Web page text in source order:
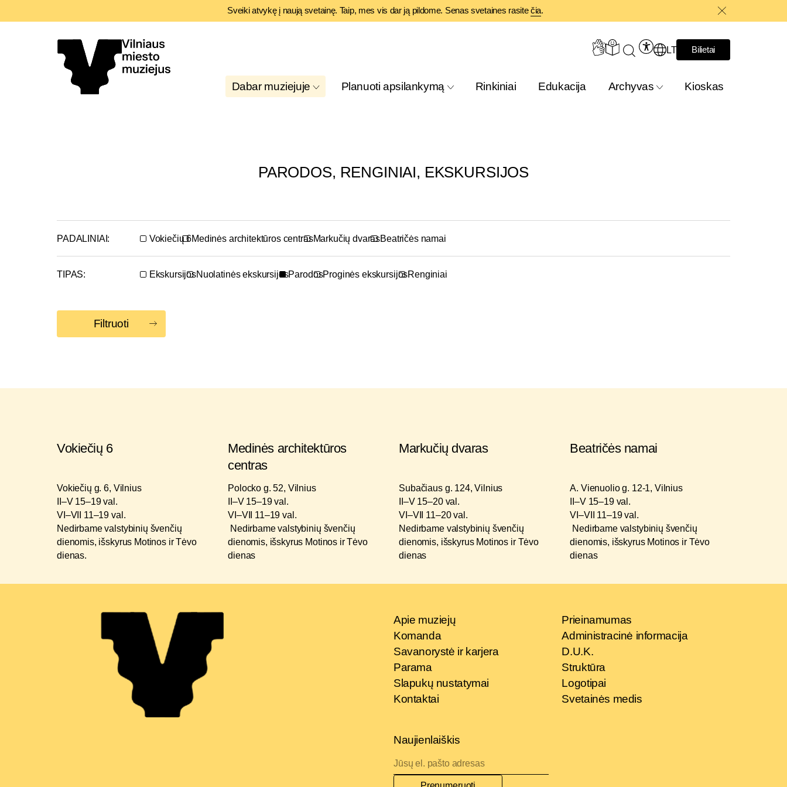
Sveiki atvykę į naują svetainę. Taip, mes vis dar ją pildome. Senas svetaines rasitečia.
LT Bilietai
Dabar muziejuje Planuoti apsilankymą Rinkiniai Edukacija Archyvas Kioskas
PARODOS, RENGINIAI, EKSKURSIJOS
PADALINIAI: Vokiečių 6Medinės architektūros centrasMarkučių dvarasBeatričės namai
TIPAS: EkskursijosNuolatinės ekskursijosParodosProginės ekskursijosRenginiai
Filtruoti
Vokiečių 6
Vokiečių g. 6, Vilnius
II–V 15–19 val.
VI–VII 11–19 val.
Nedirbame valstybinių švenčių
dienomis, išskyrus Motinos ir Tėvo
dienas.
Medinės architektūros
centras
Polocko g. 52, Vilnius
II–V 15–19 val.
VI–VII 11–19 val.
Nedirbame valstybinių švenčių
dienomis, išskyrus Motinos ir Tėvo
dienas
Markučių dvaras
Subačiaus g. 124, Vilnius
II–V 15–20 val.
VI–VII 11–20 val.
Nedirbame valstybinių švenčių
dienomis, išskyrus Motinos ir Tėvo
dienas
Beatričės namai
A. Vienuolio g. 12-1, Vilnius
II–V 15–19 val.
VI–VII 11–19 val.
Nedirbame valstybinių švenčių
dienomis, išskyrus Motinos ir Tėvo
dienas
Apie muziejų
Komanda
Savanorystė ir karjera
Parama
Slapukų nustatymai
Kontaktai
Prieinamumas
Administracinė informacija
D.U.K.
Struktūra
Logotipai
Svetainės medis
Naujienlaiškis